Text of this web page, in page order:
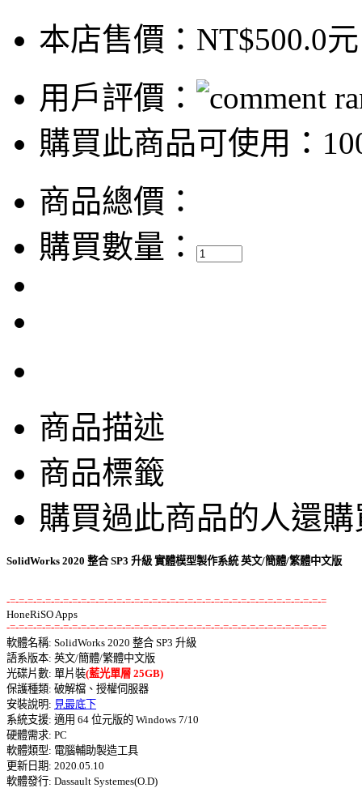
本店售價： NT$500.0元
用戶評價：
購買此商品可使用：
商品總價：
購買數量：
商品描述
商品標籤
購買過此商品的人還
SolidWorks 2020 整合 SP3 升級 實體模型製作系統 英文/簡體/繁體中文版
-=-=-=-=-=-=-=-=-=-=-=-=-=-=-=-=-=-=-=-=-=-=-=-=-=-=-=-=-=-=-=-=-=-=-=-=
-=-=-=-=-=-=-=-=-=-=-=-=-=-=-=-=-=-=-=-=-=-=-=-=-=-=-=-=-=-=-=-=-=-=-=-=
軟體名稱: SolidWorks 2020 整合 SP3 升級
語系版本: 英文/簡體/繁體中文版
光碟片數: 單片裝(藍光單層 25GB)
保護種類: 破解檔、授權伺服器
安裝說明: 見最底下
系統支援: 適用 64 位元版的 Windows 7/10
硬體需求: PC
軟體類型: 電腦輔助製造工具
更新日期: 2020.05.10
軟體發行: Dassault Systemes(O.D)